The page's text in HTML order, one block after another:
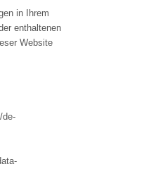
in Ihrem
enthaltenen
Website
de-